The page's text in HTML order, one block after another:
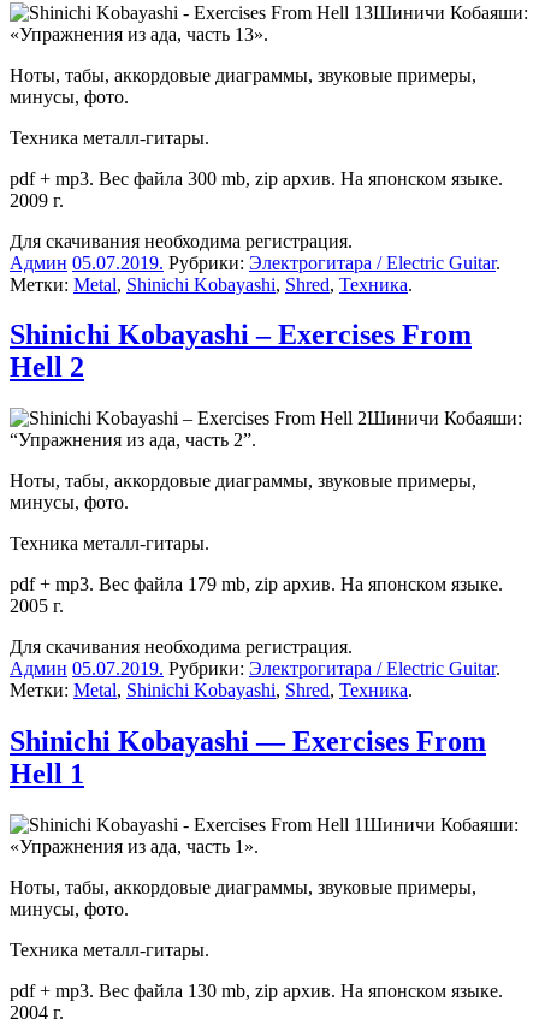
Шиничи Кобаяши:
«Упражнения из ада, часть 13».
Ноты, табы, аккордовые диаграммы, звуковые примеры,
минусы, фото.
Техника металл-гитары.
pdf + mp3. Вес файла 300 mb, zip архив. На японском языке.
2009 г.
Для скачивания необходима регистрация.
Админ 05.07.2019. Рубрики: Электрогитара / Electric Guitar.
Метки: Metal, Shinichi Kobayashi, Shred, Техника.
Shinichi Kobayashi – Exercises From
Hell 2
Шиничи Кобаяши:
“Упражнения из ада, часть 2”.
Ноты, табы, аккордовые диаграммы, звуковые примеры,
минусы, фото.
Техника металл-гитары.
pdf + mp3. Вес файла 179 mb, zip архив. На японском языке.
2005 г.
Для скачивания необходима регистрация.
Админ 05.07.2019. Рубрики: Электрогитара / Electric Guitar.
Метки: Metal, Shinichi Kobayashi, Shred, Техника.
Shinichi Kobayashi — Exercises From
Hell 1
Шиничи Кобаяши:
«Упражнения из ада, часть 1».
Ноты, табы, аккордовые диаграммы, звуковые примеры,
минусы, фото.
Техника металл-гитары.
pdf + mp3. Вес файла 130 mb, zip архив. На японском языке.
2004 г.